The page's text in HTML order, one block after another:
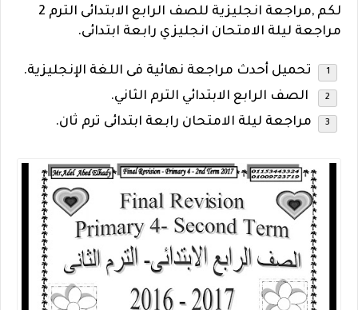
لكم ,مراجعة انجليزية
للصف الرابع الابتدائى الترم 2
مراجعة ليلة الامتحان انجليزي رابعة ابتدائى.
تحميل أحدث مراجعة نهائية فى اللغة الإنجليزية.
الصف الرابع الابتدائي الترم الثاني.
مراجعة ليلة الامتحان رابعة ابتدائى ترم ثان.